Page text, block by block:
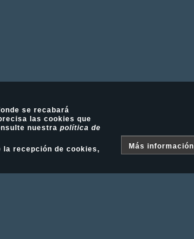
se recabará
las cookies que
nuestra política de
la recepción de cookies,
Más información